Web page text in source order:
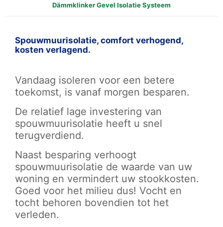
Dämmklinker Gevel Isolatie Systeem
Spouwmuurisolatie, comfort verhogend,
kosten verlagend.
Vandaag isoleren voor een betere
toekomst, is vanaf morgen besparen.
De relatief lage investering van
spouwmuurisolatie heeft u snel
terugverdiend.
Naast besparing verhoogt
spouwmuurisolatie de waarde van uw
woning en vermindert uw stookkosten.
Goed voor het milieu dus! Vocht en
tocht behoren bovendien tot het
verleden.